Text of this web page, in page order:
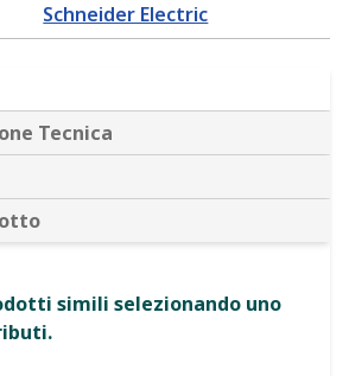
Schneider Electric
Tecnica
simili selezionando uno